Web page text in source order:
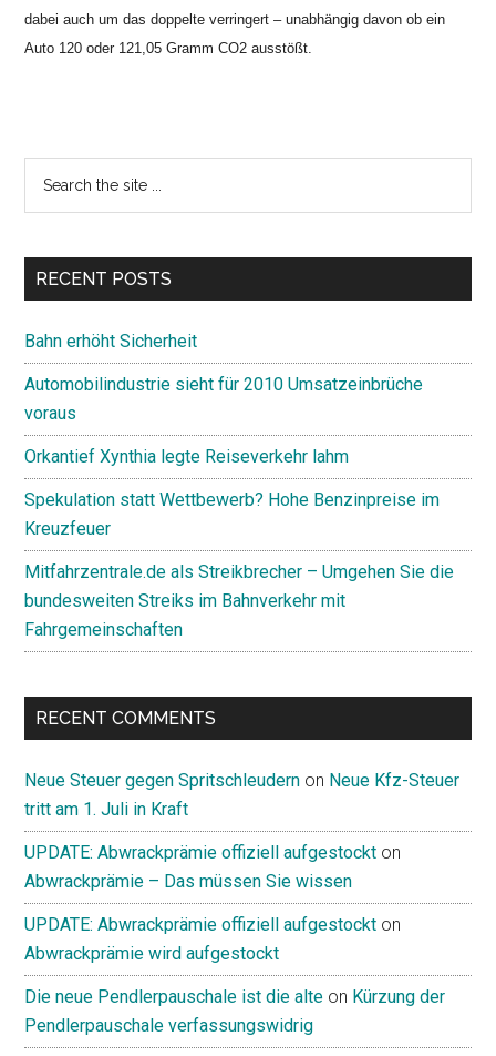
dabei auch um das doppelte verringert – unabhängig davon ob ein
Auto 120 oder 121,05 Gramm CO2 ausstößt.
Primary
Sidebar
...
RECENT POSTS
Bahn erhöht Sicherheit
Automobilindustrie sieht für 2010 Umsatzeinbrüche
voraus
Orkantief Xynthia legte Reiseverkehr lahm
Spekulation statt Wettbewerb? Hohe Benzinpreise im
Kreuzfeuer
Mitfahrzentrale.de als Streikbrecher – Umgehen Sie die
bundesweiten Streiks im Bahnverkehr mit
Fahrgemeinschaften
RECENT COMMENTS
Neue Steuer gegen Spritschleudern on Neue Kfz-Steuer
tritt am 1. Juli in Kraft
UPDATE: Abwrackprämie offiziell aufgestockt on
Abwrackprämie – Das müssen Sie wissen
UPDATE: Abwrackprämie offiziell aufgestockt on
Abwrackprämie wird aufgestockt
Die neue Pendlerpauschale ist die alte on Kürzung der
Pendlerpauschale verfassungswidrig